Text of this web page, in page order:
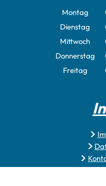
Montag
Dienstag
Mittwoch
Donnerstag
Freitag